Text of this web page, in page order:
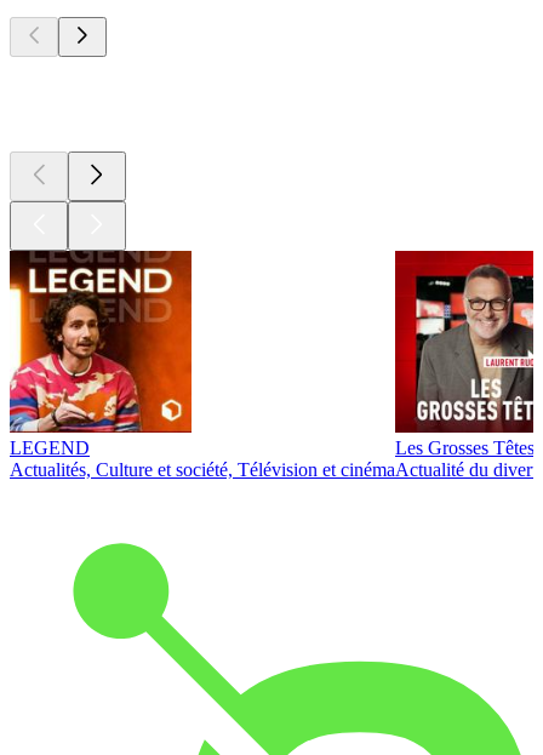
LEGEND
Actualités, Culture et société, Télévision et cinéma
Les Grosses Têtes
Actualité du